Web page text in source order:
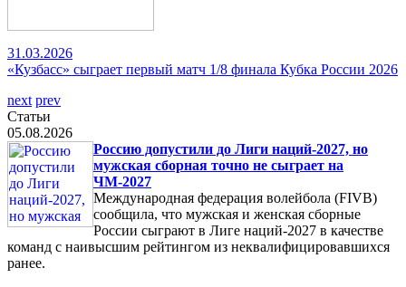
31.03.2026
«Кузбасс» сыграет первый матч 1/8 финала Кубка России 2026
next prev
Статьи
05.08.2026
Россию допустили до Лиги наций-2027, но
мужская сборная точно не сыграет на
ЧМ-2027
Международная федерация волейбола (FIVB)
сообщила, что мужская и женская сборные
России сыграют в Лиге наций-2027 в качестве
команд с наивысшим рейтингом из неквалифицировавшихся
ранее.